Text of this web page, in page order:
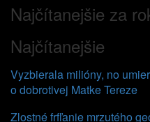
Najčítanejšie za
Najčítanejšie
Vyzbierala milióny, no
o dobrotivej Matke Tereze
Zlostné frfľanie mrzutého